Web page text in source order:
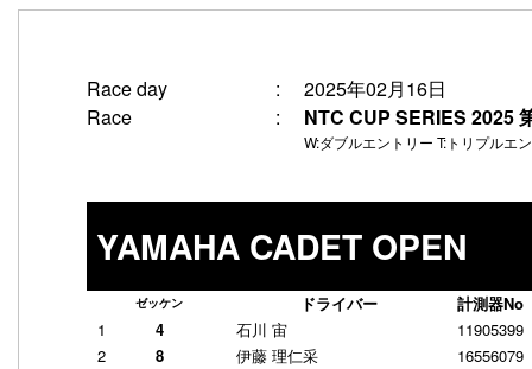
Race day :
2025年02月16日
Race
: NTC CUP SERIES 2025
W:ダブルエントリー T:トリプルエ
YAMAHA CADET OPEN
ゼッケン ドライバー
計測器No
1
4 石川 宙
11905399
2
8 伊藤 理仁采
16556079